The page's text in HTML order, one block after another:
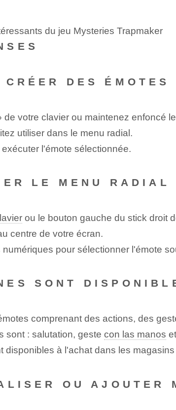
du jeu Mysteries Trapmaker
DES ÉMOTES
votre clavier ou maintenez enfoncé
utiliser dans le menu radial.
l'émote sélectionnée.
LE MENU RADIAL
ou le bouton gauche du stick droit
centre de votre écran.
pour sélectionner l'émote
SONT
comprenant des actions, des
sont : salutation, geste con las manos
disponibles à l'achat dans les
OU AJOUTER